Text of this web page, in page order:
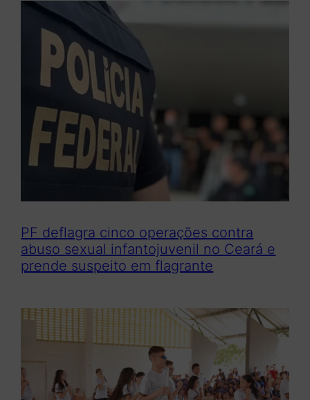
PF deflagra cinco operações contra
abuso sexual infantojuvenil no Ceará e
prende suspeito em flagrante